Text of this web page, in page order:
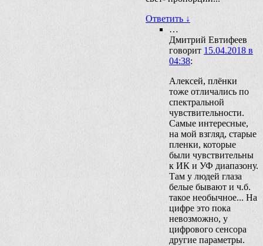
Ответить ↓
…
Дмитрий Евтифеев
говорит 15.04.2018 в
04:38:
Алексей, плёнки
тоже отличались по
спектральной
чувствительности.
Самые интересные,
на мой взгляд, старые
пленки, которые
были чувствительны
к ИК и УФ диапазону.
Там у людей глаза
белые бывают и ч.б.
такое необычное... На
цифре это пока
невозможно, у
цифрового сенсора
другие параметры.